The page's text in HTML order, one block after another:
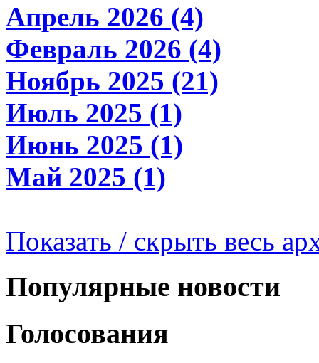
Апрель 2026 (4)
Февраль 2026 (4)
Ноябрь 2025 (21)
Июль 2025 (1)
Июнь 2025 (1)
Май 2025 (1)
Показать / скрыть весь
Популярные новости
Голосования